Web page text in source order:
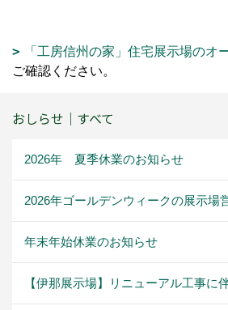
「工房信州の家」住宅展示場のオ
ご確認ください。
おしらせ｜すべて
2026年 夏季休業のお知らせ
2026年ゴールデンウィークの展示場
年末年始休業のお知らせ
【伊那展示場】リニューアル工事に